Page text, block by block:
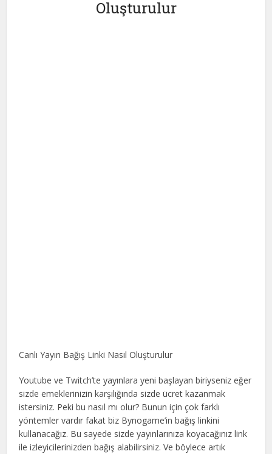
Oluşturulur
Canlı Yayın Bağış Linki Nasıl Oluşturulur
Youtube ve Twitch’te yayınlara yeni başlayan biriyseniz eğer
sizde emeklerinizin karşılığında sizde ücret kazanmak
istersiniz. Peki bu nasıl mı olur? Bunun için çok farklı
yöntemler vardır fakat biz Bynogame’in bağış linkini
kullanacağız. Bu sayede sizde yayınlarınıza koyacağınız link
ile izleyicilerinizden bağış alabilirsiniz. Ve böylece artık